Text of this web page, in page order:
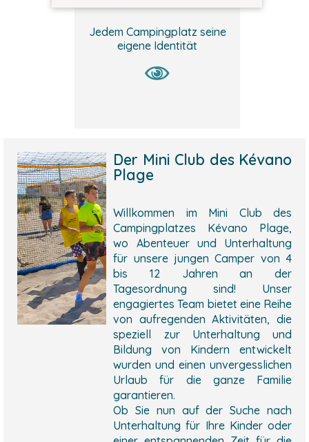
Jedem Campingplatz seine
eigene Identität
Der Mini Club des Kévano
Plage
Willkommen im Mini Club des
Campingplatzes Kévano Plage,
wo Abenteuer und Unterhaltung
für unsere jungen Camper von 4
bis 12 Jahren an der
Tagesordnung sind! Unser
engagiertes Team bietet eine Reihe
von aufregenden Aktivitäten, die
speziell zur Unterhaltung und
Bildung von Kindern entwickelt
wurden und einen unvergesslichen
Urlaub für die ganze Familie
garantieren.
Ob Sie nun auf der Suche nach
Unterhaltung für Ihre Kinder oder